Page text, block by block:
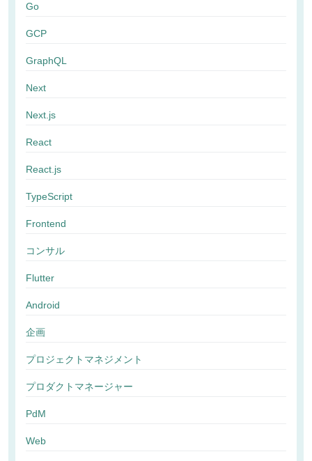
Go
GCP
GraphQL
Next
Next.js
React
React.js
TypeScript
Frontend
コンサル
Flutter
Android
企画
プロジェクトマネジメント
プロダクトマネージャー
PdM
Web